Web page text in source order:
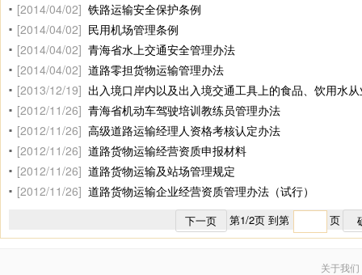
[2014/04/02] 铁路运输安全保护条例
[2014/04/02] 民用机场管理条例
[2014/04/02] 青海省水上交通安全管理办法
[2014/04/02] 道路零担货物运输管理办法
[2013/12/19] 出入境口岸内以及出入境交通工具上的食品、饮用水
[2012/11/26] 青海省机动车驾驶培训教练员管理办法
[2012/11/26] 高级道路运输经理人资格考核认定办法
[2012/11/26] 道路货物运输经营资质申报材料
[2012/11/26] 道路货物运输及站场管理规定
[2012/11/26] 道路货物运输企业经营资质管理办法（试行）
下一页 第1/2页 到第 页
关于我们